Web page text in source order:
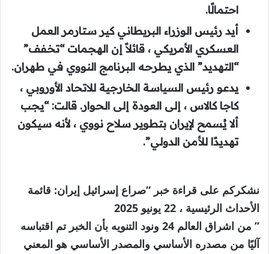
احتمالًا.
أيد رئيس الوزراء البريطاني كير ستارمر العمل
العسكري الأمريكي ، قائلاً إن الهجمات “تخفف”
“التهديد” الذي يطرحه البرنامج النووي في طهران.
يدعو رئيس السياسة الخارجية للاتحاد الأوروبي ،
كاجا كالاس ، إلى العودة إلى الحوار. قالت: “يجب
ألا يُسمح لإيران بتطوير سلاح نووي ، لأنه سيكون
تهديدًا للأمن الدولي”.
نشكركم على قراءة خبر “صراع إسرائيل إيران: قائمة
الأحداث الرئيسية ، 22 يونيو 2025
” من اشراق العالم 24 ونود التنويه بأن الخبر تم اقتباسه
آليًا من مصدره الأساسي والمصدر الأساسي هو المعني